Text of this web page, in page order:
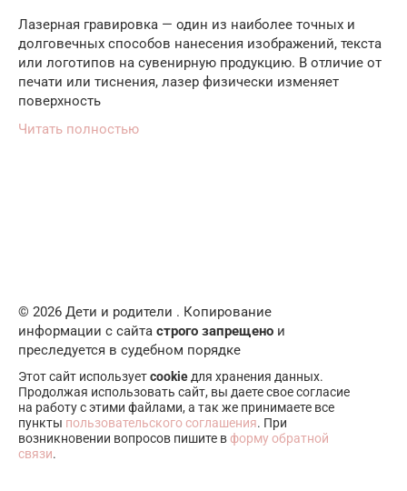
Лазерная гравировка — один из наиболее точных и
долговечных способов нанесения изображений, текста
или логотипов на сувенирную продукцию. В отличие от
печати или тиснения, лазер физически изменяет
поверхность
Читать полностью
© 2026 Дети и родители . Копирование
информации с сайта строго запрещено и
преследуется в судебном порядке
Этот сайт используетcookieдля хранения данных.
Продолжая использовать сайт, вы даете свое согласие
на работу с этими файлами, а так же принимаете все
пункты пользовательского соглашения. При
возникновении вопросов пишите вформу обратной
связи.